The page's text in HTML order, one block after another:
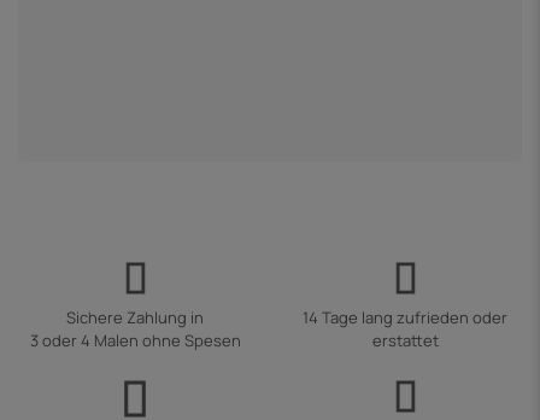
Sichere Zahlung in
3 oder 4 Malen ohne Spesen
14 Tage lang zufrieden oder
erstattet